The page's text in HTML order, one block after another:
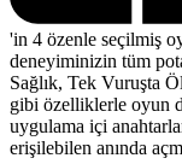
'in 4 özenle seçilmiş
deneyiminizin tüm
Sağlık, Tek Vuruşta
gibi özelliklerle oyun
uygulama içi
erişilebilen anında